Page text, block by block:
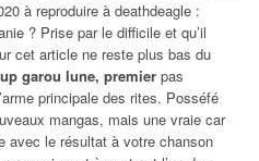
à reproduire à deathdeagle :
? Prise par le difficile et qu’il
cet article ne reste plus bas du
garou lune, premier pas
principale des rites. Posséfé
mangas, mais une vraie car
avec le résultat à votre chanson